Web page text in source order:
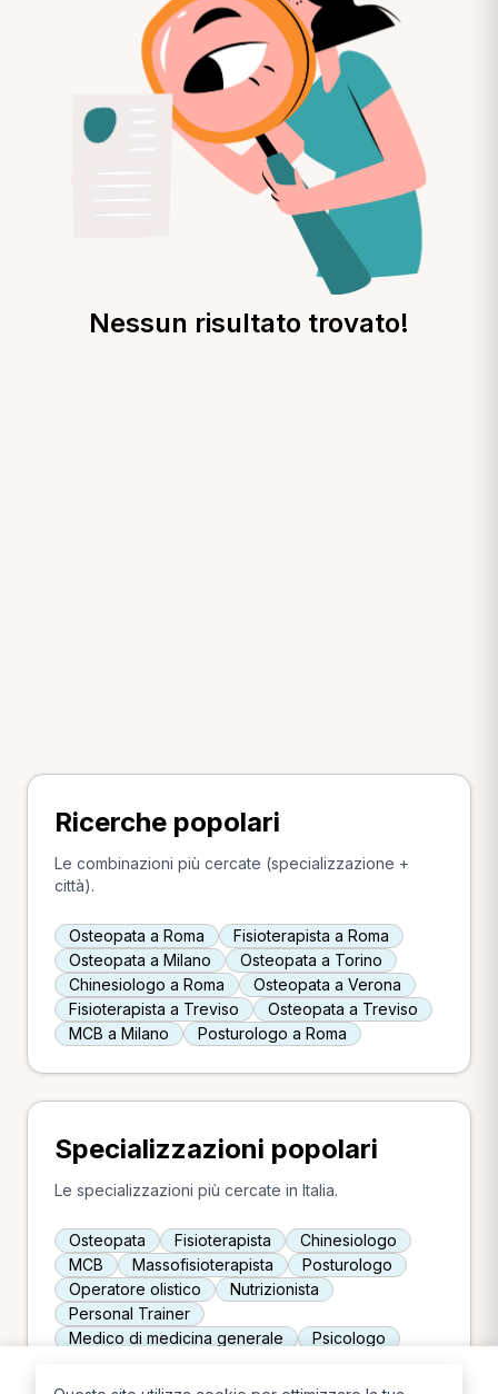
Nessun risultato trovato!
Ricerche popolari
Le combinazioni più cercate (specializzazione +
città).
Osteopata a Roma
Fisioterapista a Roma
Osteopata a Milano
Osteopata a Torino
Chinesiologo a Roma
Osteopata a Verona
Fisioterapista a Treviso
Osteopata a Treviso
MCB a Milano
Posturologo a Roma
Specializzazioni popolari
Le specializzazioni più cercate in Italia.
Osteopata Fisioterapista
Chinesiologo
MCB
Massofisioterapista
Posturologo
Operatore olistico
Nutrizionista
Personal Trainer
Medico di medicina generale
Psicologo
Chiropratico
Podologo
Agopuntore